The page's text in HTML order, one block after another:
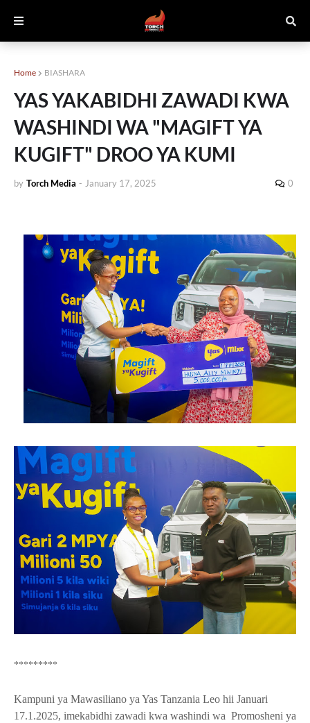
Home BIASHARA
YAS YAKABIDHI ZAWADI KWA
WASHINDI WA "MAGIFT YA
KUGIFT" DROO YA KUMI
by Torch Media - January 17, 2025 0
*********
Kampuni ya Mawasiliano ya Yas Tanzania Leo hii Januari
17.1.2025, imekabidhi zawadi kwa washindi wa Promosheni ya